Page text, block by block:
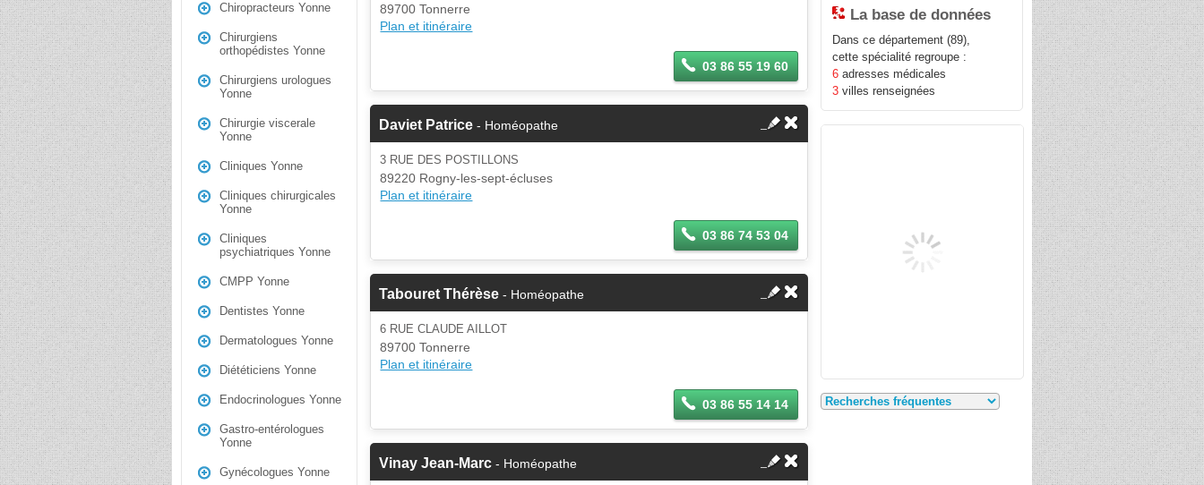
Chiropracteurs Yonne
Chirurgiens
orthopédistes Yonne
Chirurgiens urologues
Yonne
Chirurgie viscerale
Yonne
Cliniques Yonne
Cliniques chirurgicales
Yonne
Cliniques
psychiatriques Yonne
CMPP Yonne
Dentistes Yonne
Dermatologues Yonne
Diététiciens Yonne
Endocrinologues Yonne
Gastro-entérologues
Yonne
Gynécologues Yonne
89700 Tonnerre
Plan et itinéraire
03 86 55 19 60
Daviet Patrice - Homéopathe
3 RUE DES POSTILLONS
89220 Rogny-les-sept-écluses
Plan et itinéraire
03 86 74 53 04
Tabouret Thérèse - Homéopathe
6 RUE CLAUDE AILLOT
89700 Tonnerre
Plan et itinéraire
03 86 55 14 14
Vinay Jean-Marc - Homéopathe
La base de données
Dans ce département (89),
cette spécialité regroupe :
6 adresses médicales
3 villes renseignées